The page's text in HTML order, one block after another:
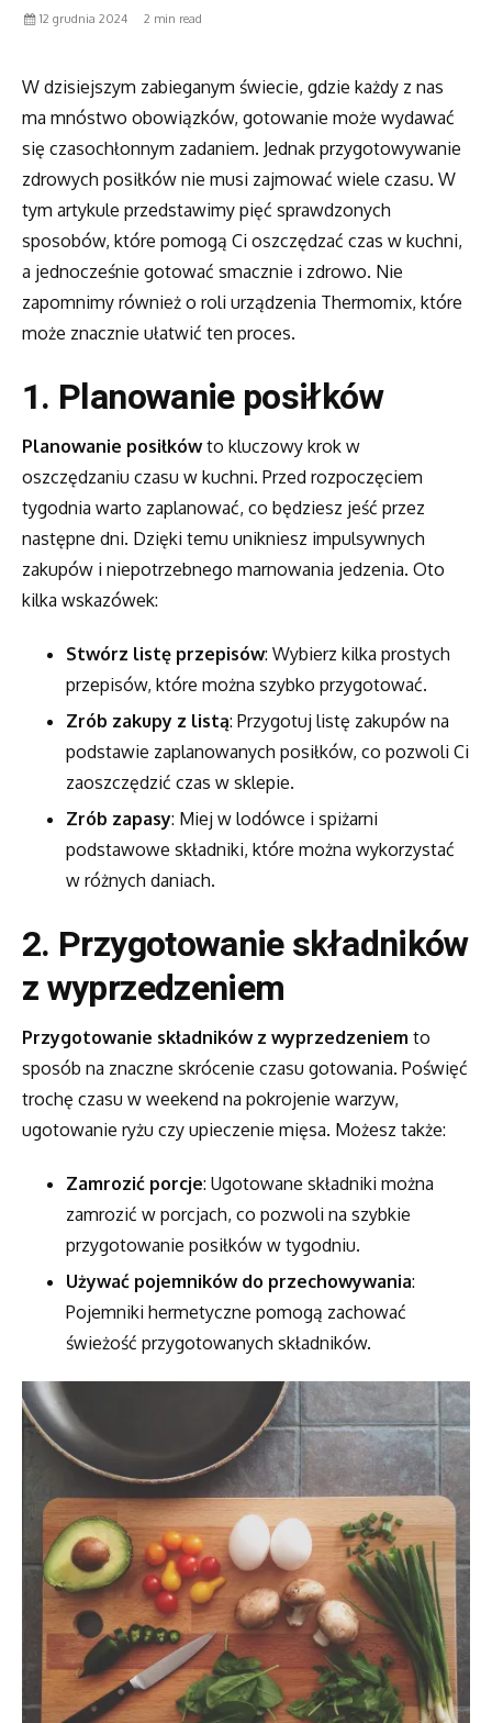
12 grudnia 2024 2 min read
W dzisiejszym zabieganym świecie, gdzie każdy z nas
ma mnóstwo obowiązków, gotowanie może wydawać
się czasochłonnym zadaniem. Jednak przygotowywanie
zdrowych posiłków nie musi zajmować wiele czasu. W
tym artykule przedstawimy pięć sprawdzonych
sposobów, które pomogą Ci oszczędzać czas w kuchni,
a jednocześnie gotować smacznie i zdrowo. Nie
zapomnimy również o roli urządzenia Thermomix, które
może znacznie ułatwić ten proces.
1. Planowanie posiłków
Planowanie posiłkówto kluczowy krok w
oszczędzaniu czasu w kuchni. Przed rozpoczęciem
tygodnia warto zaplanować, co będziesz jeść przez
następne dni. Dzięki temu unikniesz impulsywnych
zakupów i niepotrzebnego marnowania jedzenia. Oto
kilka wskazówek:
Stwórz listę przepisów: Wybierz kilka prostych
przepisów, które można szybko przygotować.
Zrób zakupy z listą: Przygotuj listę zakupów na
podstawie zaplanowanych posiłków, co pozwoli Ci
zaoszczędzić czas w sklepie.
Zrób zapasy: Miej w lodówce i spiżarni
podstawowe składniki, które można wykorzystać
w różnych daniach.
2. Przygotowanie składników
z wyprzedzeniem
Przygotowanie składników z wyprzedzeniem to
sposób na znaczne skrócenie czasu gotowania. Poświęć
trochę czasu w weekend na pokrojenie warzyw,
ugotowanie ryżu czy upieczenie mięsa. Możesz także:
Zamrozić porcje: Ugotowane składniki można
zamrozić w porcjach, co pozwoli na szybkie
przygotowanie posiłków w tygodniu.
Używać pojemników do przechowywania:
Pojemniki hermetyczne pomogą zachować
świeżość przygotowanych składników.